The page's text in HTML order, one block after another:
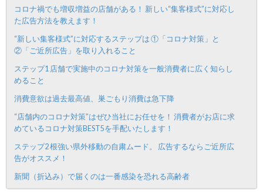
コロナ禍でも増収増益の店舗がある！ 新しい“集客様式”に対応し
た広告方法を教えます！
“新しい集客様式”に対応するステップは ①「コロナ対策」と
②「ご近所広告」を取り入れること
ステップ1 店舗で実施中のコロナ対策を一般消費者に広く知らし
めること
消費意欲は過去最高値、巣ごもり消費は急下降
“店舗内のコロナ対策”はぜひ当社にお任せを！ 消費者がお店に求
めているコロナ対策BEST5を手配いたします！
ステップ2 根強い県外移動の自粛ムード。 広告するならご近所広
告がオススメ！
新聞（折込み）で届くのは一番感染を恐れる高齢者